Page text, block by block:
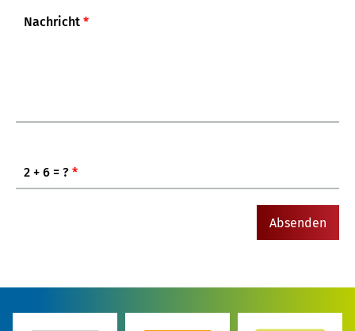
Nachricht *
2 + 6 = ? *
Absenden